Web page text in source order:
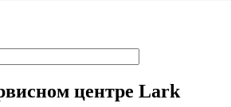
центре Lark